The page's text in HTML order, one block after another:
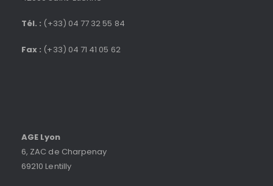
Tél. : (+33) 04 77 32 55 84
Fax : (+33) 04 71 41 05 62
AGE Lyon
6, ZAC de Charpenay
69210 Lentilly